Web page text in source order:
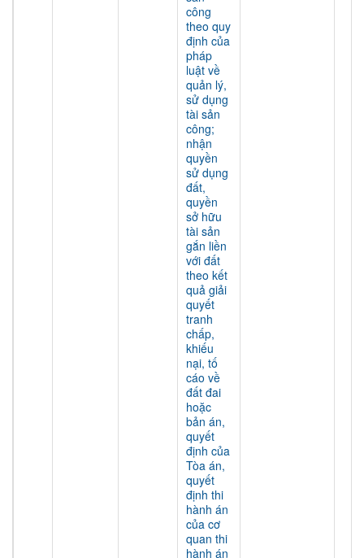
công
theo quy
định của
pháp
luật về
quản lý,
sử dụng
tài sản
công;
nhận
quyền
sử dụng
đất,
quyền
sở hữu
tài sản
gắn liền
với đất
theo kết
quả giải
quyết
tranh
chấp,
khiếu
nại, tố
cáo về
đất đai
hoặc
bản án,
quyết
định của
Tòa án,
quyết
định thi
hành án
của cơ
quan thi
hành án